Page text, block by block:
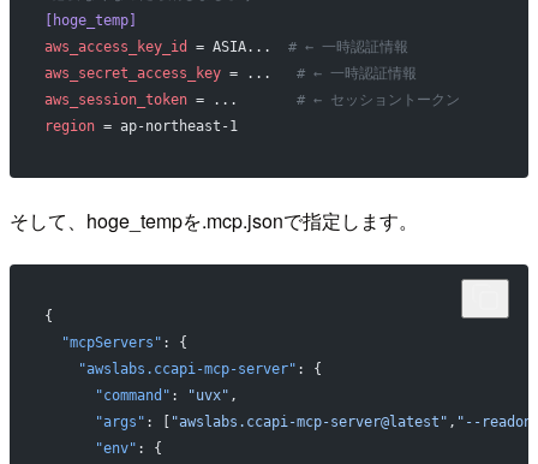
[hoge_temp]
aws_access_key_id
= ASIA... # ← 一時認証情報
aws_secret_access_key = ... # ← 一時認証情報
aws_session_token = ... # ← セッショントークン
region = ap-northeast-1
そして、hoge_tempを.mcp.jsonで指定します。
{
  "mcpServers"
: {
    "awslabs.ccapi-mcp-server"
: {
      "command"
: "uvx" ,
      "args"
: [ "awslabs.ccapi-mcp-server@latest" , "--
      "env"
: {